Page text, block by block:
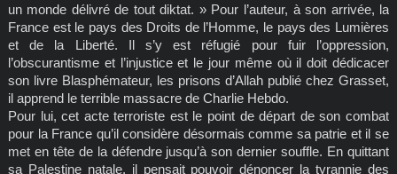
un monde délivré de tout diktat. » Pour l’auteur, à son arrivée, la
France est le pays des Droits de l’Homme, le pays des Lumières
et de la Liberté. Il s’y est réfugié pour fuir l’oppression,
l’obscurantisme et l’injustice et le jour même où il doit dédicacer
son livre Blasphémateur, les prisons d’Allah publié chez Grasset,
il apprend le terrible massacre de Charlie Hebdo.
Pour lui, cet acte terroriste est le point de départ de son combat
pour la France qu’il considère désormais comme sa patrie et il se
met en tête de la défendre jusqu’à son dernier souffle. En quittant
sa Palestine natale, il pensait pouvoir dénoncer la tyrannie des